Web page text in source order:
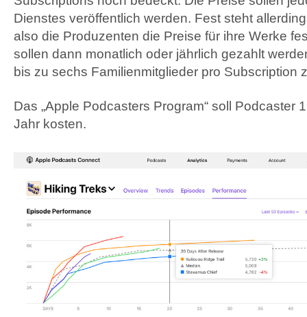
Dienstes veröffentlich werden. Fest steht
also die Produzenten die Preise für ihre Werke
sollen dann monatlich oder jährlich gezahlt
bis zu sechs Familienmitglieder pro Subscription
Das „Apple Podcasters Program“ soll Podcaster
Jahr kosten.